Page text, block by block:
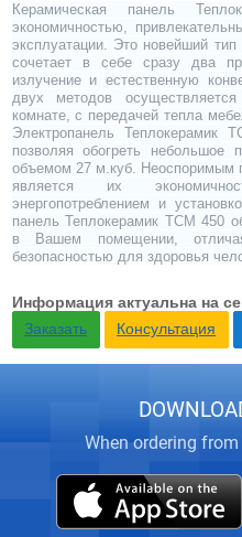
Керамическая панель
экономичностью,
эксплуатации. Это новейший
сочетает в себе сразу два
излучение и естественную
двух методов
комнате, с передачей тепла
Электропанель
позволяя обогреть
объемом 27 м.куб. Неоспоримым
является их
энергопотреблением и
панель Теплокерамик ТСМ 450
в Вашем помещении,
безопасностью для здоровья
Информация актуальна на
Заказать
Консультация
When ordering